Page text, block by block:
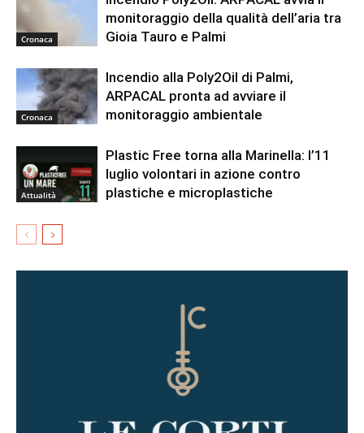
Cronaca
monitoraggio della qualità dell’aria tra
Gioia Tauro e Palmi
Cronaca
Incendio alla Poly2Oil di Palmi,
ARPACAL pronta ad avviare il
monitoraggio ambientale
Attualità
Plastic Free torna alla Marinella: l’11
luglio volontari in azione contro
plastiche e microplastiche